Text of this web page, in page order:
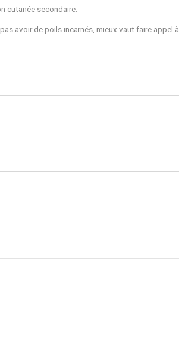
cutanée secondaire.
avoir de poils incarnés, mieux vaut faire appel à